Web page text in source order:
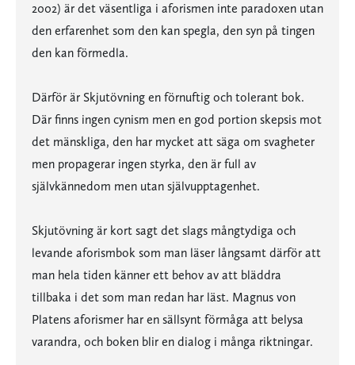
2002) är det väsentliga i aforismen inte paradoxen utan
den erfarenhet som den kan spegla, den syn på tingen
den kan förmedla.
Därför är Skjutövning en förnuftig och tolerant bok.
Där finns ingen cynism men en god portion skepsis mot
det mänskliga, den har mycket att säga om svagheter
men propagerar ingen styrka, den är full av
självkännedom men utan självupptagenhet.
Skjutövning är kort sagt det slags mångtydiga och
levande aforismbok som man läser långsamt därför att
man hela tiden känner ett behov av att bläddra
tillbaka i det som man redan har läst. Magnus von
Platens aforismer har en sällsynt förmåga att belysa
varandra, och boken blir en dialog i många riktningar.